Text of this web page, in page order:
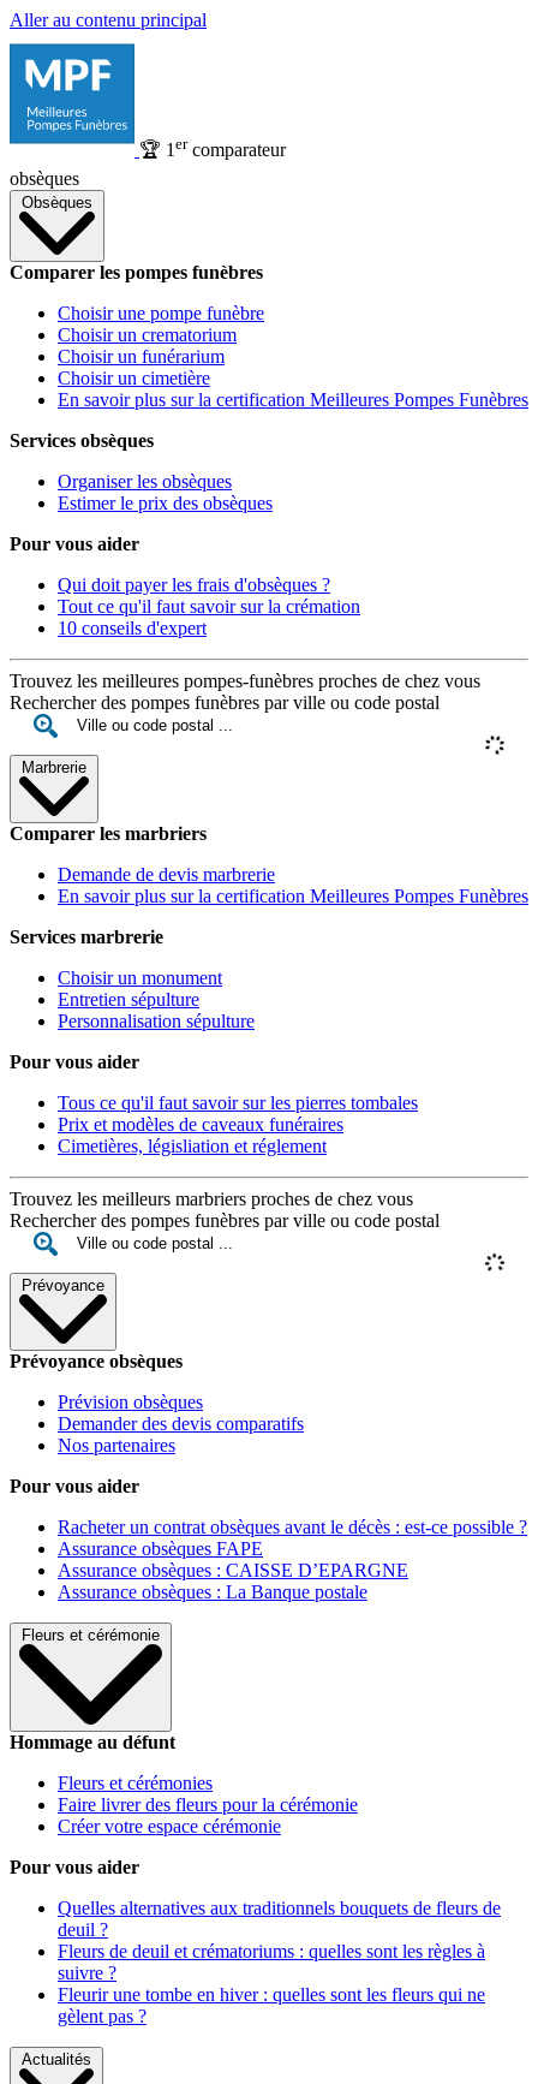
Aller au contenu principal
🏆 1 ercomparateur
obsèques
Obsèques
Comparer les pompes funèbres
Choisir une pompe funèbre
Choisir un crematorium
Choisir un funérarium
Choisir un cimetière
En savoir plus sur la certification Meilleures Pompes Funèbres
Services obsèques
Organiser les obsèques
Estimer le prix des obsèques
Pour vous aider
Qui doit payer les frais d'obsèques ?
Tout ce qu'il faut savoir sur la crémation
10 conseils d'expert
Trouvez les meilleures pompes-funèbres proches de chez vous
Rechercher des pompes funèbres par ville ou code postal
Marbrerie
Comparer les marbriers
Demande de devis marbrerie
En savoir plus sur la certification Meilleures Pompes Funèbres
Services marbrerie
Choisir un monument
Entretien sépulture
Personnalisation sépulture
Pour vous aider
Tous ce qu'il faut savoir sur les pierres tombales
Prix et modèles de caveaux funéraires
Cimetières, législiation et réglement
Trouvez les meilleurs marbriers proches de chez vous
Rechercher des pompes funèbres par ville ou code postal
Prévoyance
Prévoyance obsèques
Prévision obsèques
Demander des devis comparatifs
Nos partenaires
Pour vous aider
Racheter un contrat obsèques avant le décès : est-ce possible ?
Assurance obsèques FAPE
Assurance obsèques : CAISSE D’EPARGNE
Assurance obsèques : La Banque postale
Fleurs et cérémonie
Hommage au défunt
Fleurs et cérémonies
Faire livrer des fleurs pour la cérémonie
Créer votre espace cérémonie
Pour vous aider
Quelles alternatives aux traditionnels bouquets de fleurs de
deuil ?
Fleurs de deuil et crématoriums : quelles sont les règles à
suivre ?
Fleurir une tombe en hiver : quelles sont les fleurs qui ne
gèlent pas ?
Actualités